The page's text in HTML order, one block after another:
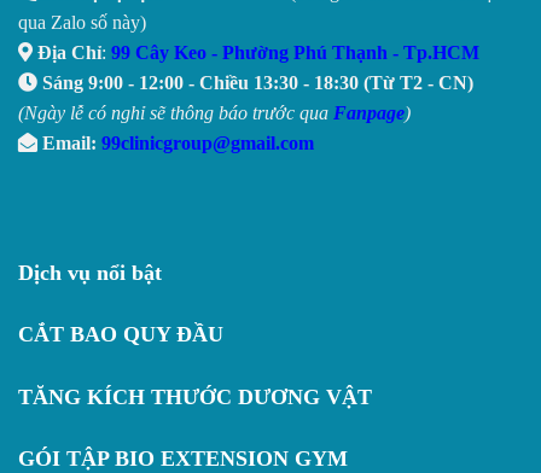
qua Zalo số này)
Địa Chỉ: 99 Cây Keo - Phường Phú Thạnh - Tp.HCM
Sáng 9:00 - 12:00 - Chiều 13:30 - 18:30 (Từ T2 - CN)
(Ngày lễ có nghỉ sẽ thông báo trước qua Fanpage)
Email: 99clinicgroup@gmail.com
Dịch vụ nổi bật
CẮT BAO QUY ĐẦU
TĂNG KÍCH THƯỚC DƯƠNG VẬT
GÓI TẬP BIO EXTENSION GYM